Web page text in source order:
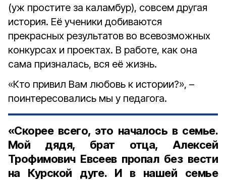
(уж простите за каламбур), совсем другая
история. Её ученики добиваются
прекрасных результатов во всевозможных
конкурсах и проектах. В работе, как она
сама призналась, вся её жизнь.
«Кто привил Вам любовь к истории?», –
поинтересовались мы у педагога.
«Скорее всего, это началось в семье.
Мой дядя, брат отца, Алексей
Трофимович Евсеев пропал без вести
на Курской дуге. И в нашей семье